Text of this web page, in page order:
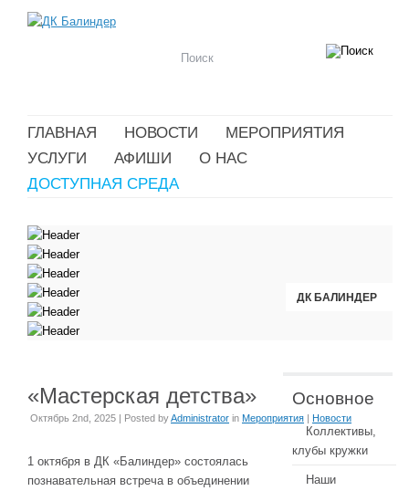
ГЛАВНАЯ НОВОСТИ
МЕРОПРИЯТИЯ
УСЛУГИ
АФИШИ
О НАС
ДОСТУПНАЯ СРЕДА
ДК БАЛИНДЕР
ДК БАЛИНДЕР
ДК БАЛИНДЕР
ДК БАЛИНДЕР
ДК БАЛИНДЕР
ДК БАЛИНДЕР
«Мастерская детства»
Октябрь 2nd, 2025 | Posted byAdministrator in Мероприятия | Новости
1 октября в ДК «Балиндер» состоялась
познавательная встреча в объединении
Основное
Коллективы,
клубы кружки
Наши